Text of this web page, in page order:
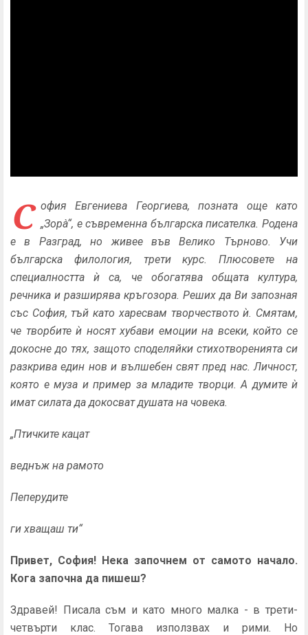
С офия Евгениева Георгиева, позната още като
„Зорà“, е съвременна българска писателка. Родена
е в Разград, но живее във Велико Търново. Учи
българска филология, трети курс. Плюсовете на
специалността ѝ са, че обогатява общата култура,
речника и разширява кръгозора. Реших да Ви запозная
със София, тъй като харесвам творчествотоѝ. Смятам,
че творбитеѝ носят хубави емоции на всеки, който се
докосне до тях, защото споделяйки стихотворенията си
разкрива един нов и вълшебен свят пред нас. Личност,
която е муза и пример за младите творци. А думите ѝ
имат силата да докосват душата на човека.
„Птичките кацат
веднъж на рамото
Пеперудите
ги хващаш ти“
Привет, София! Нека започнем от самото начало.
Кога започна да пишеш?
Здравей! Писала съм и като много малка - в трети-
четвърти клас. Тогава използвах и рими. Но